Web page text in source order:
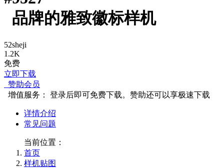
品牌的雅致徽标样机
52sheji
1.2K
免费
立即下载
赞助会员
增值服务： 登录后即可免费下载。赞助还可以享极速下载
详情介绍
常见问题
当前位置：
首页
样机贴图